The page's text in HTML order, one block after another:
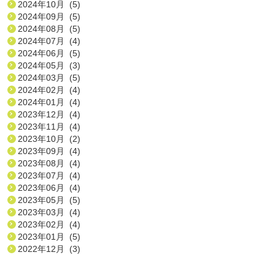
2024年10月 (5)
2024年09月 (5)
2024年08月 (5)
2024年07月 (4)
2024年06月 (5)
2024年05月 (3)
2024年03月 (5)
2024年02月 (4)
2024年01月 (4)
2023年12月 (4)
2023年11月 (4)
2023年10月 (2)
2023年09月 (4)
2023年08月 (4)
2023年07月 (4)
2023年06月 (4)
2023年05月 (5)
2023年03月 (4)
2023年02月 (4)
2023年01月 (5)
2022年12月 (3)